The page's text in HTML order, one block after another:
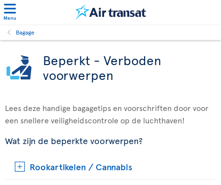
Menu
Bagage
Beperkt - Verboden
voorwerpen
Lees deze handige bagagetips en voorschriften door voor
een snellere veiligheidscontrole op de luchthaven!
Wat zijn de beperkte voorwerpen?
Rookartikelen / Cannabis